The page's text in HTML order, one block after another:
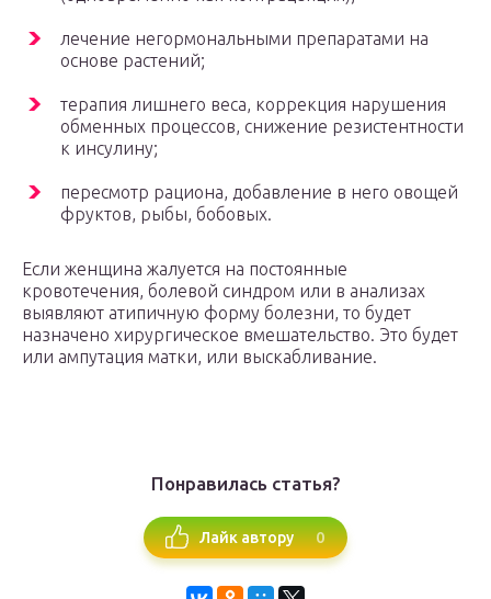
лечение негормональными препаратами на
основе растений;
терапия лишнего веса, коррекция нарушения
обменных процессов, снижение резистентности
к инсулину;
пересмотр рациона, добавление в него овощей
фруктов, рыбы, бобовых.
Если женщина жалуется на постоянные
кровотечения, болевой синдром или в анализах
выявляют атипичную форму болезни, то будет
назначено хирургическое вмешательство. Это будет
или ампутация матки, или выскабливание.
Понравилась статья?
Лайк автору 0